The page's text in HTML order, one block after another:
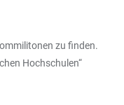
zu finden.
Hochschulen“